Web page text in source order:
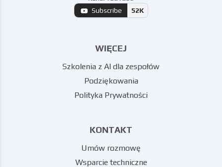
Subscribe
52K
WIĘCEJ
Szkolenia z AI dla zespołów
Podziękowania
Polityka Prywatności
KONTAKT
Umów rozmowę
Wsparcie techniczne